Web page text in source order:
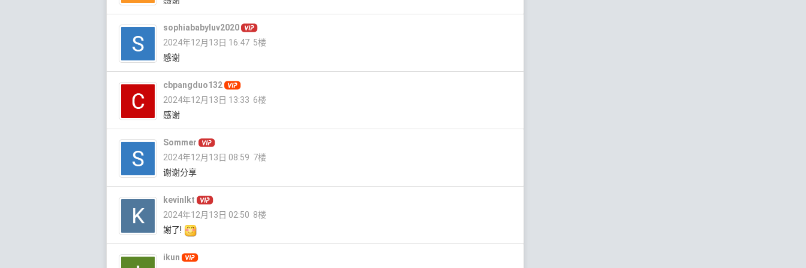
sophiababyluv2020
2024年12月13日 16:47 5楼
感谢
cbpangduo132
2024年12月13日 13:33 6楼
感谢
Sommer
2024年12月13日 08:59 7楼
谢谢分享
kevinlkt
2024年12月13日 02:50 8楼
謝了!
ikun